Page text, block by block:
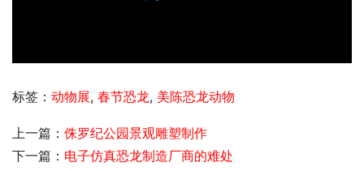
标签： 动物展, 春节恐龙, 美陈恐龙动物
上一篇： 侏罗纪公园景观雕塑制作
下一篇： 电子仿真恐龙制造厂商的难处